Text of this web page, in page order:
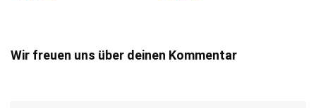
Wir freuen uns über deinen Kommentar